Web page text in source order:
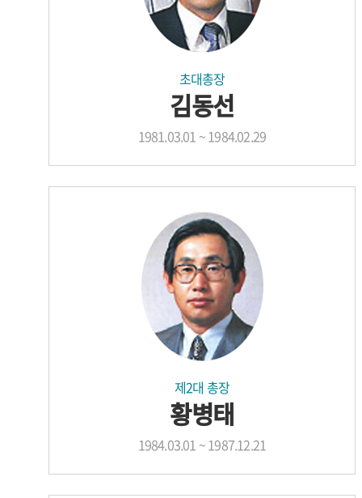
초대총장
김동선
1981.03.01 ~ 1984.02.29
제2대 총장
황병태
1984.03.01 ~ 1987.12.21